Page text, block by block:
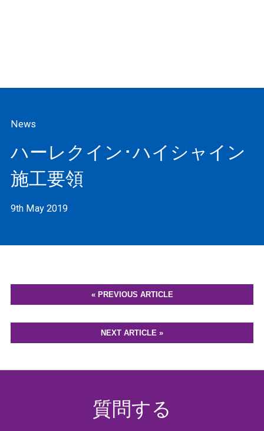
News
ハーレクイン･ハイシャイン
施工要領
9th May 2019
« PREVIOUS ARTICLE
NEXT ARTICLE »
質問する